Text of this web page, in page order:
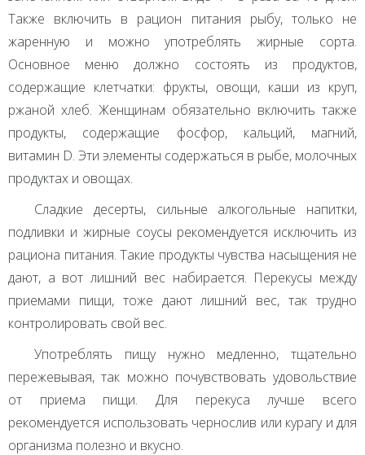
Также включить в рацион питания рыбу, только не
жаренную и можно употреблять жирные сорта.
Основное меню должно состоять из продуктов,
содержащие клетчатки: фрукты, овощи, каши из круп,
ржаной хлеб. Женщинам обязательно включить также
продукты, содержащие фосфор, кальций, магний,
витамин D. Эти элементы содержаться в рыбе, молочных
продуктах и овощах.
Сладкие десерты, сильные алкогольные напитки,
подливки и жирные соусы рекомендуется исключить из
рациона питания. Такие продукты чувства насыщения не
дают, а вот лишний вес набирается. Перекусы между
приемами пищи, тоже дают лишний вес, так трудно
контролировать свой вес.
Употреблять пищу нужно медленно, тщательно
пережевывая, так можно почувствовать удовольствие
от приема пищи. Для перекуса лучше всего
рекомендуется использовать чернослив или курагу и для
организма полезно и вкусно.